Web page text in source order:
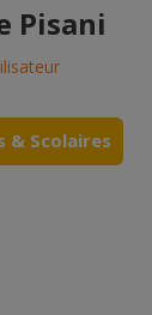
Pisani
& Scolaires